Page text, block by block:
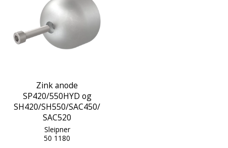
Zink anode
SP420/550HYD og
SH420/SH550/SAC450/
SAC520
Sleipner
50 1180